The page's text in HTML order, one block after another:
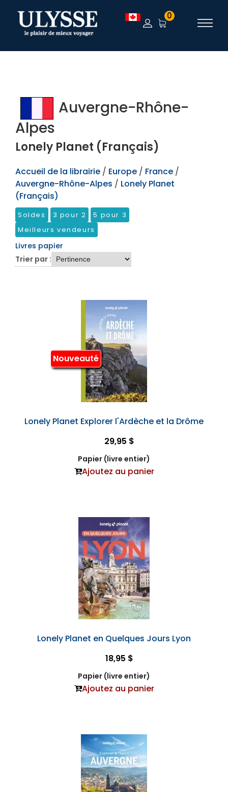
TEST 0
Auvergne-Rhône-
Alpes
Lonely Planet (Français)
Accueil de la librairie / Europe / France /
Auvergne-Rhône-Alpes / Lonely Planet
(Français)
Soldes 3 pour 2
5 pour 3
Meilleurs vendeurs
Livres papier
Trier par :
Nouveauté
Lonely Planet Explorer l'Ardèche et la Drôme
29,95 $
Papier (livre entier)
Ajoutez au panier
Lonely Planet en Quelques Jours Lyon
18,95 $
Papier (livre entier)
Ajoutez au panier